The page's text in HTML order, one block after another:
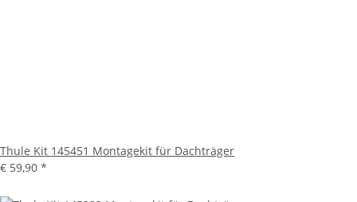
Thule Kit 145451 Montagekit für Dachträger
€ 59,90 *